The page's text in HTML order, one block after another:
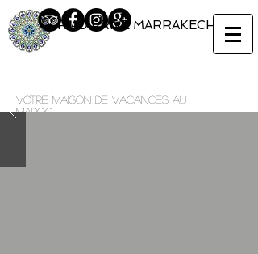
RIAD PRIVÉ MARRAKECH
Votre maison de vacances au
Maroc